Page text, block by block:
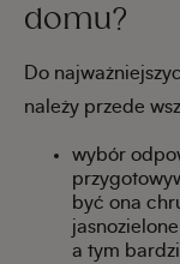
domu?
Do
należy przede
wybór
być ona
a tym